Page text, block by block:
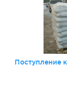
Поступление